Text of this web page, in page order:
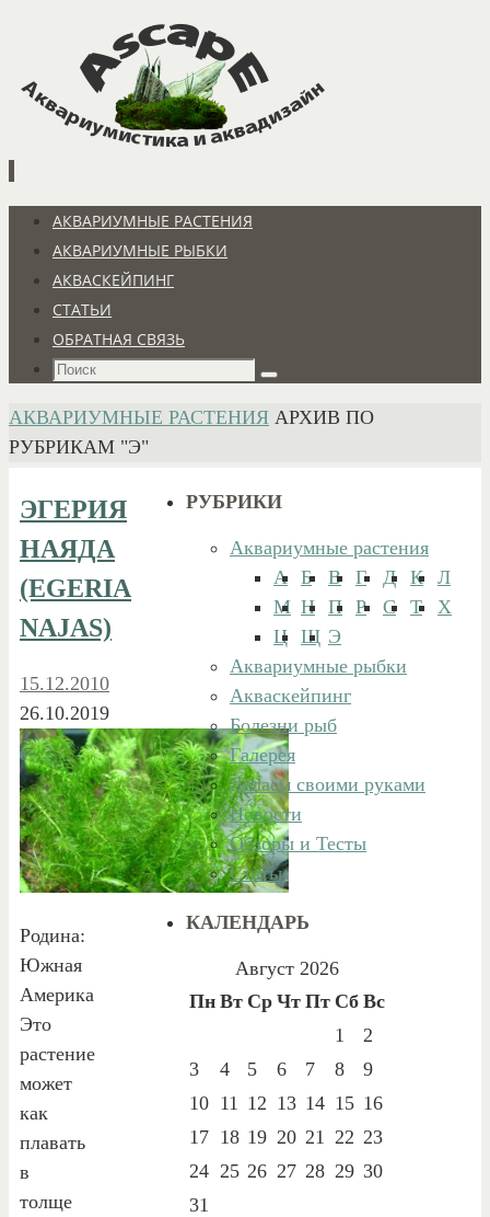
содержимому
Перейти
содержимому
АКВАРИУМНЫЕ РАСТЕНИЯ
АКВАРИУМНЫЕ РЫБКИ
АКВАСКЕЙПИНГ
СТАТЬИ
ОБРАТНАЯ СВЯЗЬ
Что
Поиск
ГЛАВНАЯ
АКВАРИУМНЫЕ РАСТЕНИЯ АРХИВ ПО
РУБРИКАМ "Э"
ЭГЕРИЯ
НАЯДА
(EGERIA
NAJAS)
15.12.2010
26.10.2019
Родина:
Южная
Америка
Это
растение
может
как
плавать
в
толще
РУБРИКИ
Аквариумные растения
А Б В Г Д К
Л
М Н П Р С Т
Х
Ц Щ Э
Аквариумные рыбки
Акваскейпинг
Болезни рыб
Галерея
Делаем своими руками
Новости
Обзоры и Тесты
Статьи
КАЛЕНДАРЬ
Август 2026
Пн Вт Ср Чт Пт Сб Вс
1
2
3
4 5 6 7 8
9
10 11 12 13 14 15 16
17 18 19 20 21 22 23
24 25 26 27 28 29 30
31